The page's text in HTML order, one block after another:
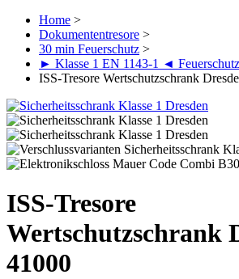
Home >
Dokumententresore >
30 min Feuerschutz >
► Klasse 1 EN 1143-1 ◄
ISS-Tresore Wertschutzschrank
ISS-Tresore
Wertschutzschrank
41000